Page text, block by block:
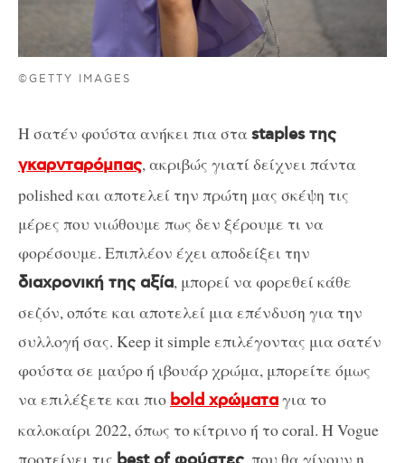
©GETTY IMAGES
Η σατέν φούστα ανήκει πια σταstaples της
γκαρνταρόμπας, ακριβώς γιατί δείχνει πάντα
polished και αποτελεί την πρώτη μας σκέψη τις
μέρες που νιώθουμε πως δεν ξέρουμε τι να
φορέσουμε. Επιπλέον έχει αποδείξει την
διαχρονική της αξία, μπορεί να φορεθεί κάθε
σεζόν, οπότε και αποτελεί μια επένδυση για την
συλλογή σας. Keep it simple επιλέγοντας μια σατέν
φούστα σε μαύρο ή ιβουάρ χρώμα, μπορείτε όμως
να επιλέξετε και πιο bold χρώματαγια το
καλοκαίρι 2022, όπως το κίτρινο ή το coral. H Vogue
προτείνει τις
, που θα γίνουν η